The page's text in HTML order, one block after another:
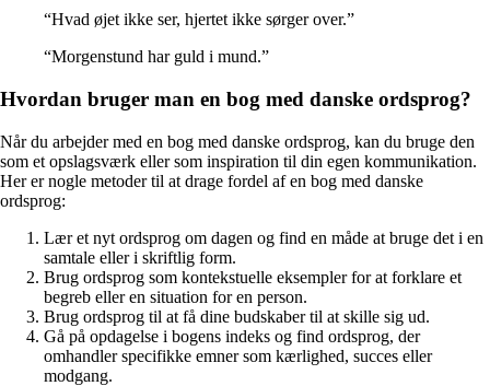
“Hvad øjet ikke ser, hjertet ikke sørger over.”
“Morgenstund har guld i mund.”
Hvordan bruger man en bog med danske ordsprog?
Når du arbejder med en bog med danske ordsprog, kan du bruge den
som et opslagsværk eller som inspiration til din egen kommunikation.
Her er nogle metoder til at drage fordel af en bog med danske
ordsprog:
Lær et nyt ordsprog om dagen og find en måde at bruge det i en
samtale eller i skriftlig form.
Brug ordsprog som kontekstuelle eksempler for at forklare et
begreb eller en situation for en person.
Brug ordsprog til at få dine budskaber til at skille sig ud.
Gå på opdagelse i bogens indeks og find ordsprog, der
omhandler specifikke emner som kærlighed, succes eller
modgang.